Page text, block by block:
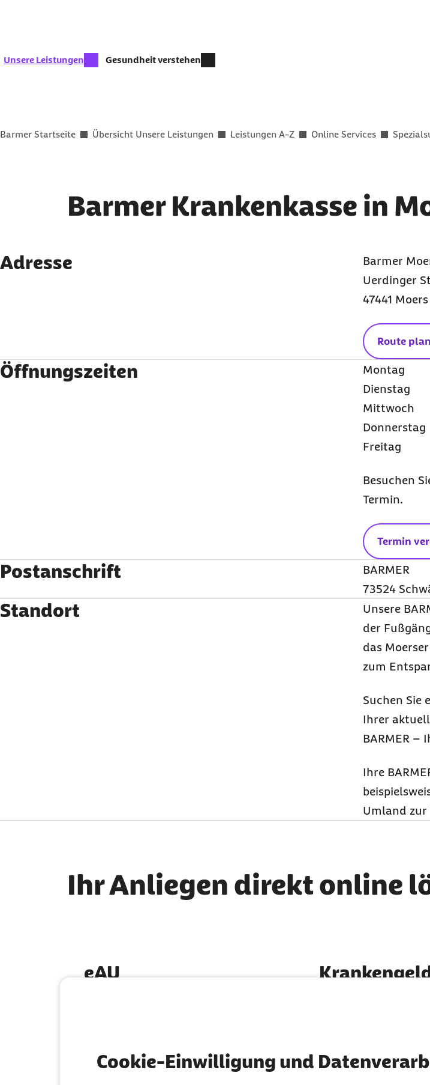
Cookie-Einwilligung und
zur Zeit aktiv:
Unsere Leistungen Gesundheit verstehen
Sie befinden sich hier:
Barmer Startseite Übersicht Unsere Leistungen Leistungen A-Z Online Services
Barmer Krankenkasse in
Adresse
Barmer
Uerdinger
47441 Moers
Route
Öffnungszeiten Montag
Dienstag
Mittwoch
Donnerstag
Freitag
Besuchen
Termin.
Termin
Postanschrift
BARMER
73524
Standort
Unsere
der
das
zum
Suchen Sie
Ihrer
BARMER –
Ihre
Umland zur
Ihr Anliegen direkt online
eAU